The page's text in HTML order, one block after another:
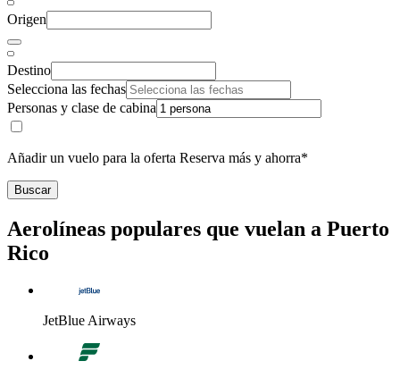
Origen
Destino
Selecciona las fechas
Personas y clase de cabina
Añadir un vuelo para la oferta Reserva más y ahorra*
Buscar
Aerolíneas populares que vuelan a Puerto
Rico
JetBlue Airways